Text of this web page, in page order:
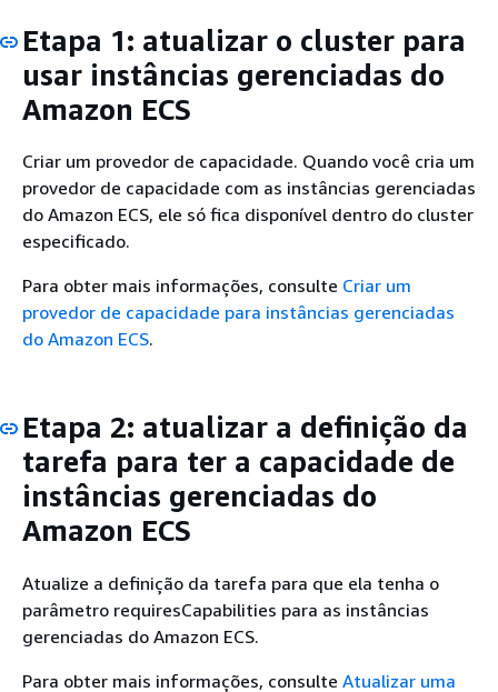
Etapa 1: atualizar o cluster para
usar instâncias gerenciadas do
Amazon ECS
Criar um provedor de capacidade. Quando você cria um
provedor de capacidade com as instâncias gerenciadas
do Amazon ECS, ele só fica disponível dentro do cluster
especificado.
Para obter mais informações, consulte Criar um
provedor de capacidade para instâncias gerenciadas
do Amazon ECS.
Etapa 2: atualizar a definição da
tarefa para ter a capacidade de
instâncias gerenciadas do
Amazon ECS
Atualize a definição da tarefa para que ela tenha o
parâmetro requiresCapabilities para as instâncias
gerenciadas do Amazon ECS.
Para obter mais informações, consulte Atualizar uma